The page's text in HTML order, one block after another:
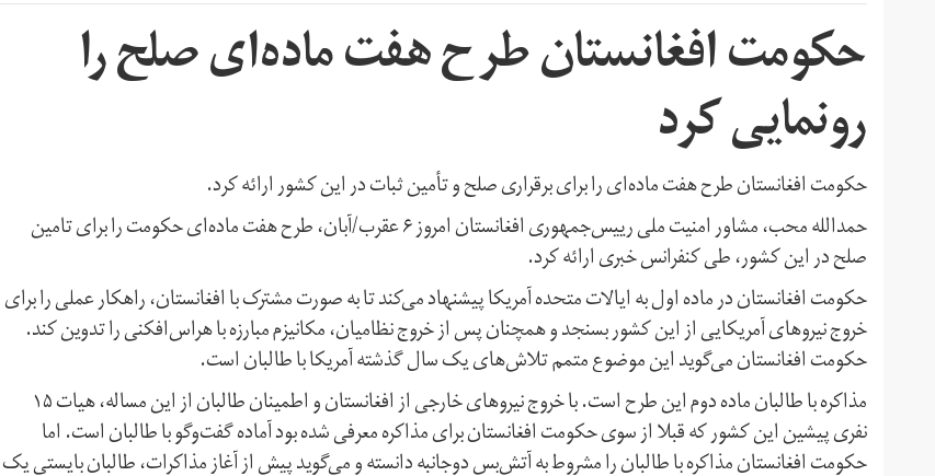
حکومت افغانستان طرح هفت ماده‌ای صلح را
رونمایی کرد
حکومت افغانستان طرح هفت ماده‌ای را برای برقراری صلح و تأمین ثبات در این کشور ارائه کرد.
حمدالله محب، مشاور امنیت ملی رییس‌جمهوری افغانستان امروز ۶ عقرب/آبان، طرح هفت ماده‌ای حکومت را برای تامین
صلح در این کشور، طی کنفرانس خبری ارائه کرد.
حکومت افغانستان در ماده اول به ایالات متحده آمریکا پیشنهاد می‌کند تا به صورت مشترک با افغانستان، راهکار عملی را برای
خروج نیروهای آمریکایی از این کشور بسنجد و همچنان پس از خروج نظامیان، مکانیزم مبارزه با هراس‌افکنی را تدوین کند.
حکومت افغانستان می‌گوید این موضوع متمم تلاش‌های یک سال گذشته آمریکا با طالبان است.
مذاکره با طالبان ماده دوم این طرح است. با خروج نیروهای خارجی از افغانستان و اطمینان طالبان از این مساله، هیات ۱۵
نفری پیشین این کشور که قبلا از سوی حکومت افغانستان برای مذاکره معرفی شده بود آماده گفت‌وگو با طالبان است. اما
حکومت افغانستان مذاکره با طالبان را مشروط به آتش‌بس دوجانبه دانسته و می‌گوید پیش از آغاز مذاکرات، طالبان بایستی یک